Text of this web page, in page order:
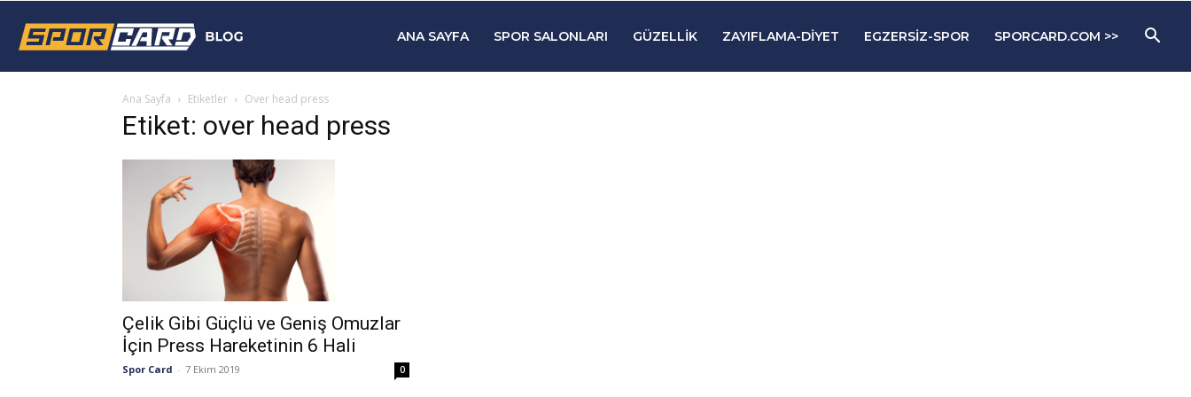
Blog
ANA SAYFA SPOR SALONLARI GÜZELLIK ZAYIFLAMA-DIYET EGZERSIZ-SPOR SPORCARD.COM >>
Ana Sayfa Etiketler Over head press
Etiket: over head press
Çelik Gibi Güçlü ve Geniş Omuzlar
İçin Press Hareketinin 6 Hali
Spor Card - 7 Ekim 2019 0